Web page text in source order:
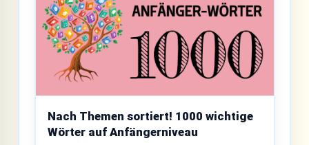
Nach Themen sortiert! 1000 wichtige
Wörter auf Anfängerniveau